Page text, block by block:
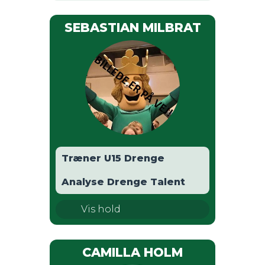
SEBASTIAN MILBRAT
Træner U15 Drenge
Analyse Drenge Talent
Vis hold
U15 Drenge
U19 Drenge
CAMILLA HOLM